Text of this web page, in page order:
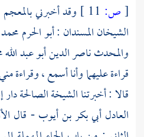
[ص: وقد أخبرني
الشيخان المسندان :أبو الحرم
والمحدثناصر الدين أبو عبد
قراءة عليهما وأنا أسمع ،
قالا : أخبرتنا الشيخة الصالحةدار
العادل أبي بكر بن أيوب- قال